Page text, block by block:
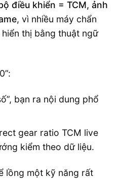
điều khiển = TCM, ảnh
, vì nhiều máy chẩn
thị bằng thuật ngữ
bạn ra nội dung phổ
gear ratio TCM live
kiểm theo dữ liệu.
lồng một kỹ năng rất